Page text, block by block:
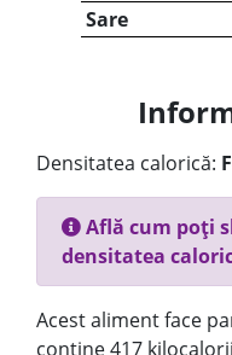
Sare
Densitatea calorică:
Află cum poți
densitatea
Acest aliment face
conține 417